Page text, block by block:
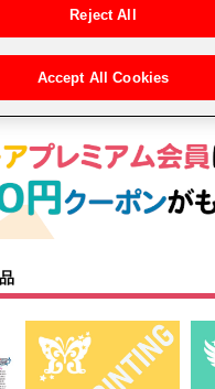
電子書籍
ASOBI STAGE
オンライブ！
ヴイアライヴ
Reject All
Accept All Cookies